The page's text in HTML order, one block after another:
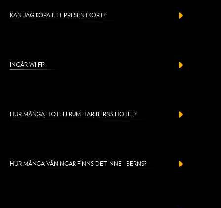
KAN JAG KÖPA ETT PRESENTKORT?
INGÅR WI-FI?
HUR MÅNGA HOTELLRUM HAR BERNS HOTEL?
HUR MÅNGA VÅNINGAR FINNS DET INNE I BERNS?